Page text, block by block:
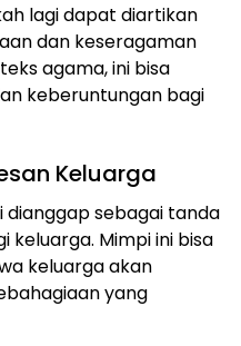
lagi dapat diartikan
dan keseragaman
agama, ini bisa
keberuntungan bagi
Keluarga
dianggap sebagai tanda
keluarga. Mimpi ini bisa
keluarga akan
yang